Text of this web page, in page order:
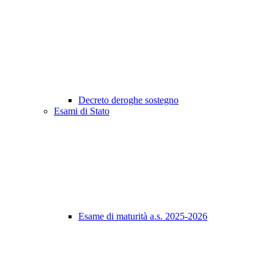
Decreto deroghe sostegno
Esami di Stato
Esame di maturità a.s. 2025-2026